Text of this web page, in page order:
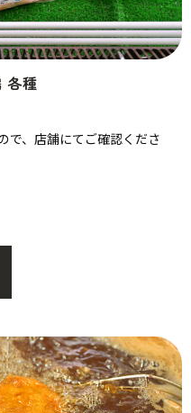
各種
で、店舗にてご確認くださ